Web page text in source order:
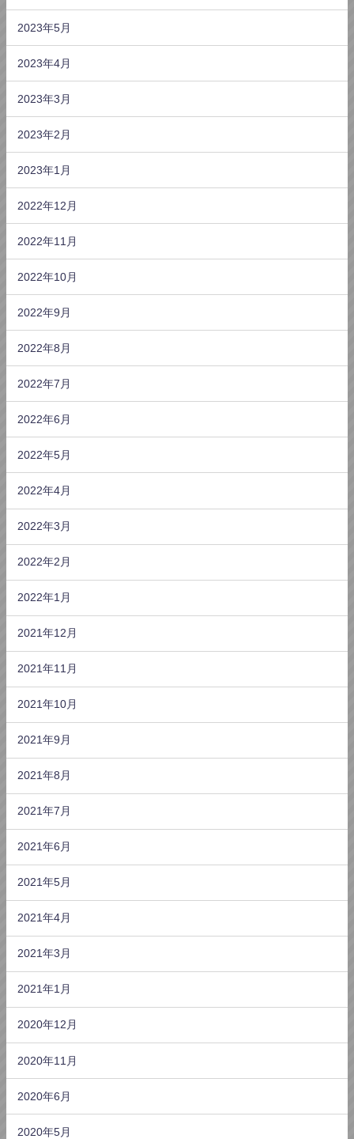
2023年5月
2023年4月
2023年3月
2023年2月
2023年1月
2022年12月
2022年11月
2022年10月
2022年9月
2022年8月
2022年7月
2022年6月
2022年5月
2022年4月
2022年3月
2022年2月
2022年1月
2021年12月
2021年11月
2021年10月
2021年9月
2021年8月
2021年7月
2021年6月
2021年5月
2021年4月
2021年3月
2021年1月
2020年12月
2020年11月
2020年6月
2020年5月